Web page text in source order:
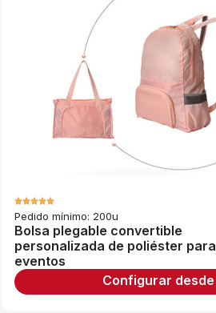
Pedido mínimo: 200u
Bolsa plegable convertible
personalizada de poliéster para
eventos
Configurar desde